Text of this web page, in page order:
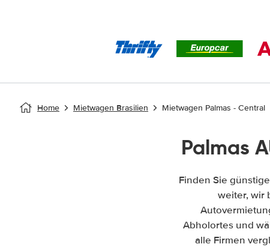
Home Mietwagen Brasilien Mietwagen Palmas - Central
Palmas
Finden Sie
weiter, wir
Abholortes und
alle Firmen